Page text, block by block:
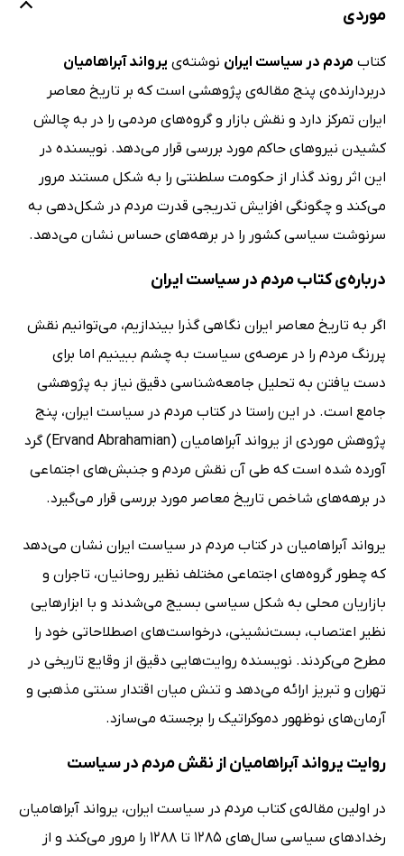
موردی
کتاب مردم در سیاست ایران نوشته‌ی یرواند آبراهامیان
دربردارنده‌ی پنج مقاله‌ی پژوهشی است که بر تاریخ معاصر
ایران تمرکز دارد و نقش بازار و گروه‌های مردمی را در به چالش
کشیدن نیروهای حاکم مورد بررسی قرار می‌دهد. نویسنده در
این اثر روند گذار از حکومت سلطنتی را به شکل مستند مرور
می‌کند و چگونگی افزایش تدریجی قدرت مردم در شکل‌دهی به
سرنوشت سیاسی کشور را در برهه‌های حساس نشان می‌دهد.
درباره‌ی کتاب مردم در سیاست ایران
اگر به تاریخ معاصر ایران نگاهی گذرا بیندازیم، می‌توانیم نقش
پررنگ مردم را در عرصه‌ی سیاست به چشم ببینیم اما برای
دست یافتن به تحلیل جامعه‌شناسی دقیق نیاز به پژوهشی
جامع است. در این راستا در کتاب مردم در سیاست ایران، پنج
پژوهش موردی از یرواند آبراهامیان (Ervand Abrahamian) گرد
آورده شده است که طی آن نقش مردم و جنبش‌های اجتماعی
در برهه‌های شاخص تاریخ معاصر مورد بررسی قرار می‌گیرد.
یرواند آبراهامیان در کتاب مردم در سیاست ایران نشان می‌دهد
که چطور گروه‌های اجتماعی مختلف نظیر روحانیان، تاجران و
بازاریان محلی به شکل سیاسی بسیج می‌شدند و با ابزارهایی
نظیر اعتصاب، بست‌نشینی، درخواست‌های اصطلاحاتی خود را
مطرح می‌کردند. نویسنده روایت‌هایی دقیق از وقایع تاریخی در
تهران و تبریز ارائه می‌دهد و تنش میان اقتدار سنتی مذهبی و
آرمان‌های نوظهور دموکراتیک را برجسته می‌سازد.
روایت یرواند آبراهامیان از نقش مردم در سیاست
در اولین مقاله‌ی کتاب مردم در سیاست ایران، یرواند آبراهامیان
رخدادهای سیاسی سال‌های 1285 تا 1288 را مرور می‌کند و از